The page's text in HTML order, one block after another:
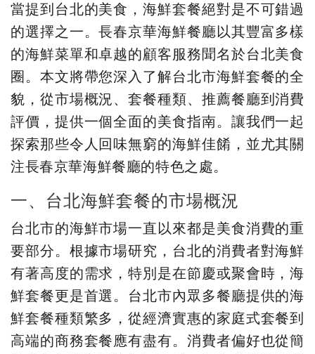
當提到台北的美食，海鮮套餐絕對是不可錯過
的選擇之一。長春京華海鮮餐廳以其豐富多樣
的海鮮菜單和卓越的顧客服務聞名於台北美食
圈。本文將帶您深入了解台北市海鮮套餐的全
貌，從市場概況、套餐種類、推薦餐廳到消費
評價，提供一個全面的美食指南。讓我們一起
探索那些令人回味無窮的海鮮佳餚，並尤其關
注長春京華海鮮餐廳的特色之處。
一、台北海鮮套餐的市場概況
台北市的海鮮市場一直以來都是美食消費的重
要部分。根據市場研究，台北的消費者對海鮮
有著高度的需求，特別是在節慶或聚會時，海
鮮套餐更是首選。台北市內眾多餐廳提供的海
鮮套餐種類繁多，從經濟實惠的家庭式套餐到
高端的商務套餐應有盡有。消費者偏好也從簡